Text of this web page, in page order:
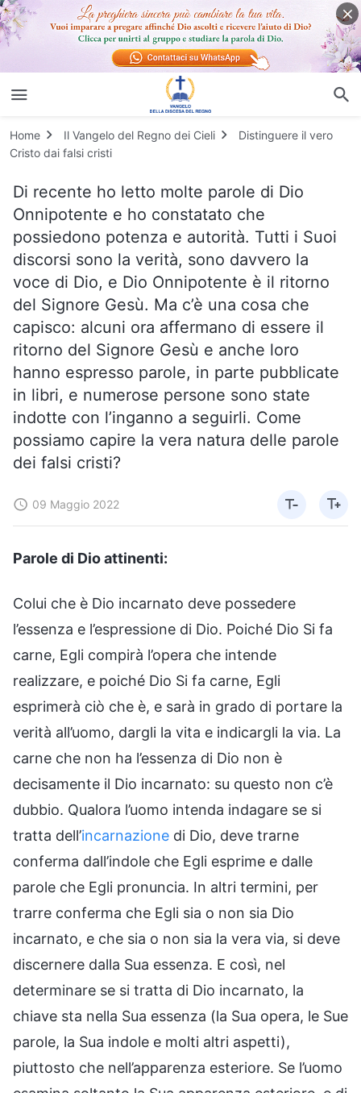
Home Il Vangelo del Regno dei Cieli
Distinguere il vero
Cristo dai falsi cristi
Di recente ho letto molte parole di Dio
Onnipotente e ho constatato che
possiedono potenza e autorità. Tutti i Suoi
discorsi sono la verità, sono davvero la
voce di Dio, e Dio Onnipotente è il ritorno
del Signore Gesù. Ma c’è una cosa che
capisco: alcuni ora affermano di essere il
ritorno del Signore Gesù e anche loro
hanno espresso parole, in parte pubblicate
in libri, e numerose persone sono state
indotte con l’inganno a seguirli. Come
possiamo capire la vera natura delle parole
dei falsi cristi?
09 Maggio 2022
Parole di Dio attinenti:
Colui che è Dio incarnato deve possedere
l’essenza e l’espressione di Dio. Poiché Dio Si fa
carne, Egli compirà l’opera che intende
realizzare, e poiché Dio Si fa carne, Egli
esprimerà ciò che è, e sarà in grado di portare la
verità all’uomo, dargli la vita e indicargli la via. La
carne che non ha l’essenza di Dio non è
decisamente il Dio incarnato: su questo non c’è
dubbio. Qualora l’uomo intenda indagare se si
tratta dell’incarnazione di Dio, deve trarne
conferma dall’indole che Egli esprime e dalle
parole che Egli pronuncia. In altri termini, per
trarre conferma che Egli sia o non sia Dio
incarnato, e che sia o non sia la vera via, si deve
discernere dalla Sua essenza. E così, nel
determinare se si tratta di Dio incarnato, la
chiave sta nella Sua essenza (la Sua opera, le Sue
parole, la Sua indole e molti altri aspetti),
piuttosto che nell’apparenza esteriore. Se l’uomo